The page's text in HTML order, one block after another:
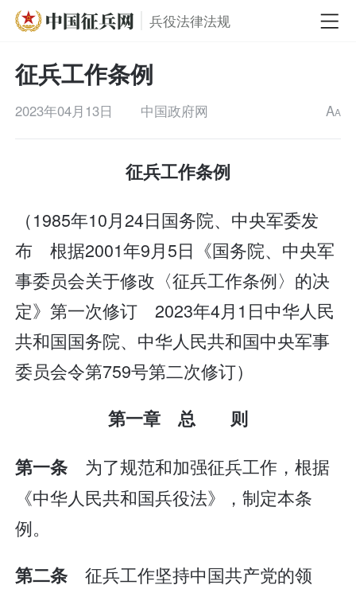
兵役法律法规
征兵工作条例
2023年04月13日 中国政府网 AA
征兵工作条例
（1985年10月24日国务院、中央军委发
布 根据2001年9月5日《国务院、中央军
事委员会关于修改〈征兵工作条例〉的决
定》第一次修订 2023年4月1日中华人民
共和国国务院、中华人民共和国中央军事
委员会令第759号第二次修订）
第一章 总 则
第一条 为了规范和加强征兵工作，根据
《中华人民共和国兵役法》，制定本条
例。
第二条 征兵工作坚持中国共产党的领